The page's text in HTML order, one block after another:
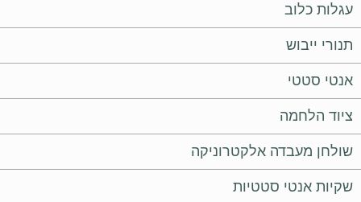
עגלות כלוב
תנורי ייבוש
אנטי סטטי
ציוד הלחמה
שולחן מעבדה אלקטרוניקה
שקיות אנטי סטטיות